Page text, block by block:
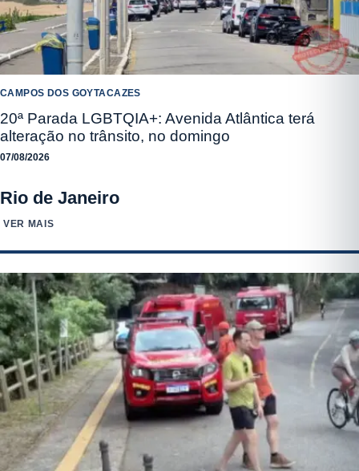
CAMPOS DOS GOYTACAZES
20ª Parada LGBTQIA+: Avenida Atlântica terá
alteração no trânsito, no domingo
07/08/2026
Rio de Janeiro
VER MAIS